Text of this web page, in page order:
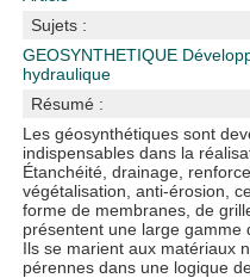
Sujets :
GEOSYNTHETIQUE
hydraulique
Résumé :
Les géosynthétiques sont
indispensables dans la
Étanchéité, drainage,
végétalisation, anti-érosion,
forme de membranes, de
présentent une large gamme
Ils se marient aux matériaux
pérennes dans une logique